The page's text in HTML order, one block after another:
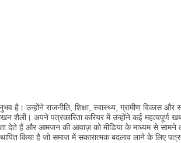
है। उन्होंने राजनीति, शिक्षा, स्वास्थ्य, ग्रामीण विकास और
शैली। अपने पत्रकारिता करियर में उन्होंने कई महत्वपूर्ण
देते हैं और आमजन की आवाज़ को मीडिया के माध्यम से
किया है जो समाज में सकारात्मक बदलाव लाने के लिए